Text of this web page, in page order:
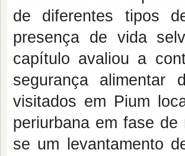
de diferentes tipos
presença de vida
capítulo avaliou a
segurança alimentar
visitados em Pium
periurbana em fase
se um levantamento